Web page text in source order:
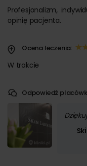
Profesjonalizm,
opinię pacjenta.
Ocena leczenia:
W trakcie
Odpowiedź